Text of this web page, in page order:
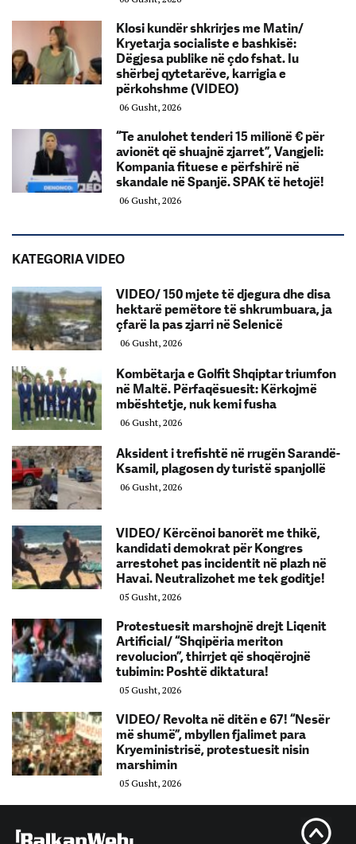
Klosi kundër shkrirjes me Matin/
Kryetarja socialiste e bashkisë:
Dëgjesa publike në çdo fshat. Iu
shërbej qytetarëve, karrigia e
përkohshme (VIDEO)
06 Gusht, 2026
“Te anulohet tenderi 15 milionë € për
avionët që shuajnë zjarret”, Vangjeli:
Kompania fituese e përfshirë në
skandale në Spanjë. SPAK të hetojë!
06 Gusht, 2026
KATEGORIA VIDEO
VIDEO/ 150 mjete të djegura dhe disa
hektarë pemëtore të shkrumbuara, ja
çfarë la pas zjarri në Selenicë
06 Gusht, 2026
Kombëtarja e Golfit Shqiptar triumfon
në Maltë. Përfaqësuesit: Kërkojmë
mbështetje, nuk kemi fusha
06 Gusht, 2026
Aksident i trefishtë në rrugën Sarandë-
Ksamil, plagosen dy turistë spanjollë
06 Gusht, 2026
VIDEO/ Kërcënoi banorët me thikë,
kandidati demokrat për Kongres
arrestohet pas incidentit në plazh në
Havai. Neutralizohet me tek goditje!
05 Gusht, 2026
Protestuesit marshojnë drejt Liqenit
Artificial/ “Shqipëria meriton
revolucion”, thirrjet që shoqërojnë
tubimin: Poshtë diktatura!
05 Gusht, 2026
VIDEO/ Revolta në ditën e 67! “Nesër
më shumë”, mbyllen fjalimet para
Kryeministrisë, protestuesit nisin
marshimin
05 Gusht, 2026